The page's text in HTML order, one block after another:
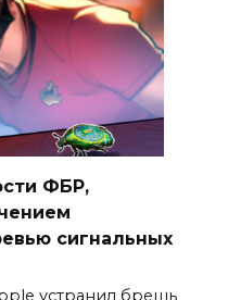
ФБР,
сигнальных
устранил брешь